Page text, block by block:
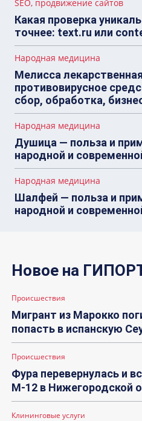
SEO, продвижение сайтов
Какая проверка
точнее: text.ru или
Народная медицина
Мелисса
противовирусное
сбор, обработка,
Народная медицина
Душица — польза и
народной и
Народная медицина
Шалфей — польза и
народной и
Новое на
Происшествия
Мигрант из Марокко
попасть в испанскую
Происшествия
Фура перевернулась и
М-12 в Нижегородской
Клининговые услуги